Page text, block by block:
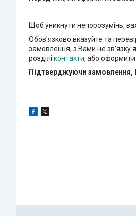
Щоб уникнути непорозумінь,
Обов'язково вказуйте та
замовлення, з Вами не зв'язку
розділі контакти, або
Підтверджуючи замовлення,